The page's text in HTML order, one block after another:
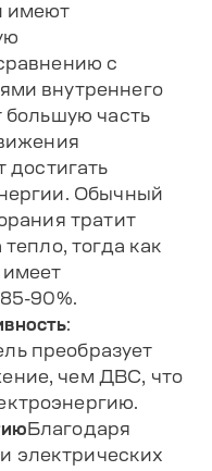
имеют
с
внутреннего
большую часть
достигать
Обычный
тратит
тогда как
имеет
90%.
:
преобразует
чем ДВС, что
Благодаря
электрических